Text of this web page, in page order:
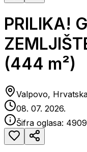
PRILIKA!
(444 m²)
Valpovo,
08. 07. 2026.
Šifra oglasa: